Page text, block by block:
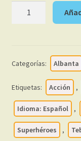
OMNIGOLD
Colección
Completa
4
Tomos
Categorías: Albanta
Etiquetas: Acción ,
Idioma: Español ,
Superhéroes ,